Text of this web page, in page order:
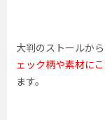
大判のストールか
ェック柄や素材に
ます。